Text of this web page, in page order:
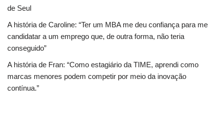
de Seul
A história de Caroline: “Ter um MBA me deu confiança para me
candidatar a um emprego que, de outra forma, não teria
conseguido”
A história de Fran: “Como estagiário da TIME, aprendi como
marcas menores podem competir por meio da inovação
contínua.”